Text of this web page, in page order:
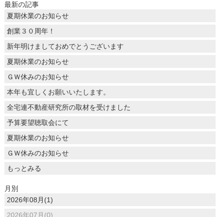
最新の記事
夏期休業のお知らせ
創業３０周年！
新年明けましておめでとうございます
夏期休業のお知らせ
ＧＷ休みのお知らせ
本年も宜しくお願いいたします。
全宅連不動産研究所の取材を受けました
予算要望聴取会にて
夏期休業のお知らせ
ＧＷ休みのお知らせ
もっとみる
月別
2026年08月(1)
2026年07月(0)